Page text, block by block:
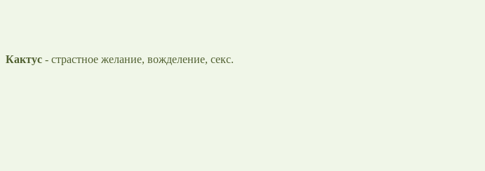
Кактус - страстное желание, вожделение, секс.